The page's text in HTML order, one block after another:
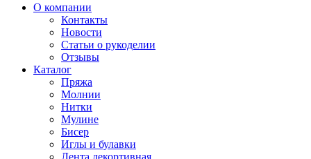
О компании
Контакты
Новости
Статьи о рукоделии
Отзывы
Каталог
Пряжа
Молнии
Нитки
Мулине
Бисер
Иглы и булавки
Лента декортивная